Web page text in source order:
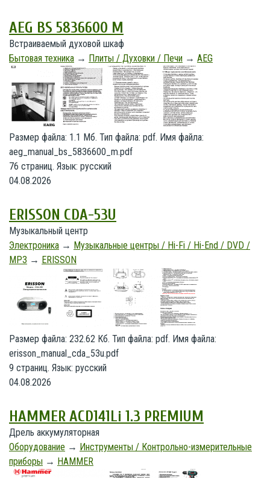
AEG BS 5836600 M
Встраиваемый духовой шкаф
Бытовая техника → Плиты / Духовки / Печи → AEG
Размер файла: 1.1 Мб. Тип файла: pdf. Имя файла:
aeg_manual_bs_5836600_m.pdf
76 страниц. Язык: русский
04.08.2026
ERISSON CDA-53U
Музыкальный центр
Электроника → Музыкальные центры / Hi-Fi / Hi-End / DVD /
MP3 → ERISSON
Размер файла: 232.62 Кб. Тип файла: pdf. Имя файла:
erisson_manual_cda_53u.pdf
9 страниц. Язык: русский
04.08.2026
HAMMER ACD141Li 1.3 PREMIUM
Дрель аккумуляторная
Оборудование → Инструменты / Контрольно-измерительные
приборы → HAMMER